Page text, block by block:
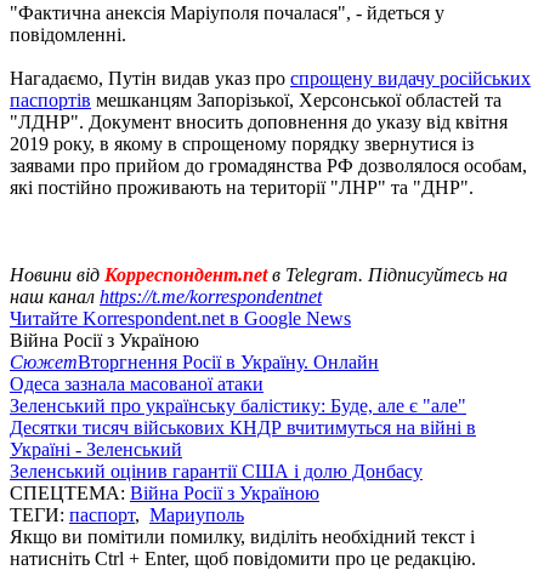
"Фактична анексія Маріуполя почалася", - йдеться у
повідомленні.
Нагадаємо, Путін видав указ про спрощену видачу російських
паспортів мешканцям Запорізької, Херсонської областей та
"ЛДНР". Документ вносить доповнення до указу від квітня
2019 року, в якому в спрощеному порядку звернутися із
заявами про прийом до громадянства РФ дозволялося особам,
які постійно проживають на території "ЛНР" та "ДНР".
Новини від Корреспондент.netв Telegram. Підписуйтесь на
наш канал https://t.me/korrespondentnet
Читайте Korrespondent.net в Google News
Війна Росії з Україною
СюжетВторгнення Росії в Україну. Онлайн
Одеса зазнала масованої атаки
Зеленський про українську балістику: Буде, але є "але"
Десятки тисяч військових КНДР вчитимуться на війні в
Україні - Зеленський
Зеленський оцінив гарантії США і долю Донбасу
СПЕЦТЕМА: Війна Росії з Україною
ТЕГИ: паспорт, Мариуполь
Якщо ви помітили помилку, виділіть необхідний текст і
натисніть Ctrl + Enter, щоб повідомити про це редакцію.